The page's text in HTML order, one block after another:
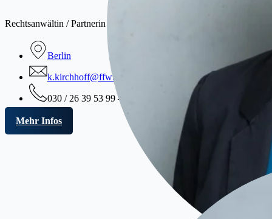
Rechtsanwältin / Partnerin
Berlin
k.kirchhoff@ffwkanzlei.de
030 / 26 39 53 99 – 0
Mehr Infos